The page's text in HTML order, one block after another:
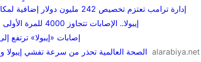
إدارة ترامب تعتزم تخصيص 242 مليون دولار إضافية لمكافحة تفشي إيبولا في أفريقيا
إيبولا.. الإصابات تتجاوز 4000 للمرة الأولى منذ تفشي الوباء
إصابات «إيبولا» ترتفع إلى 4053 في
الصحة العالمية تحذر من سرعة تفشي إيبولا ووفيات alarabiya.net